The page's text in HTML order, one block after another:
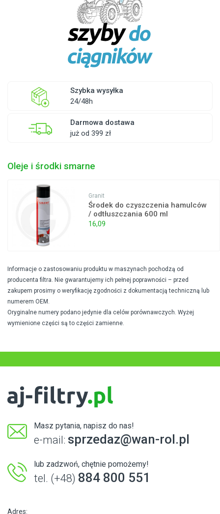
Szybka wysyłka
24/48h
Darmowa dostawa
już od 399 zł
Oleje i środki smarne
Granit
Środek do czyszczenia hamulców
/ odtłuszczania 600 ml
16,09
Informacje o zastosowaniu produktu w maszynach pochodzą od
producenta filtra. Nie gwarantujemy ich pełnej poprawności – przed
zakupem prosimy o weryfikację zgodności z dokumentacją techniczną lub
numerem OEM.
Oryginalne numery podano jedynie dla celów porównawczych. Wyżej
wymienione części są to części zamienne.
Masz pytania, napisz do nas!
e-mail: sprzedaz@wan-rol.pl
lub zadzwoń, chętnie pomożemy!
tel. (+48) 884 800 551
Adres: